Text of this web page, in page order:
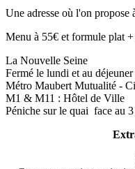
Une adresse où l'on propose
Menu à 55€ et formule plat +
La Nouvelle Seine
Fermé le lundi et au
Métro Maubert Mutualité -
M1 & M11 : Hôtel de Ville
Péniche sur le quai face au